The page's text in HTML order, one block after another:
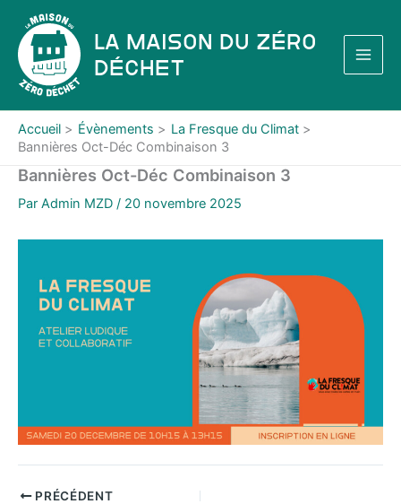
contenu
La Maison du Zéro
Déchet
Accueil Évènements
La Fresque du Climat
Bannières Oct-Déc Combinaison 3
Bannières Oct-Déc Combinaison 3
Par Admin MZD / 20 novembre 2025
PRÉCÉDENT